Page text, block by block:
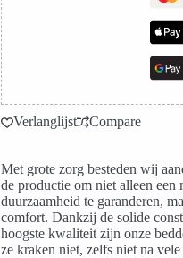
Verlanglijst Compare
Met grote zorg besteden wij
de productie om niet alleen een
duurzaamheid te garanderen,
comfort. Dankzij de solide
hoogste kwaliteit zijn onze
ze kraken niet, zelfs niet na